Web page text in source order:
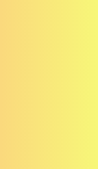
Khi món ăn